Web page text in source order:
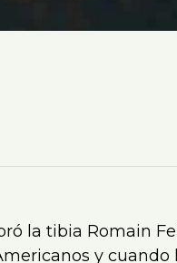
la tibia Romain
y cuando